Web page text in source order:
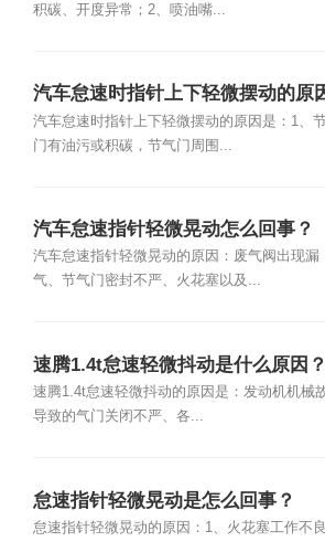
积碳、开度异常；2、喷油嘴...
汽车怠速时指针上下轻微摆动的原
是什么？
汽车怠速时指针上下轻微摆动的原因是：1、
门有油污或积碳，节气门周围...
汽车怠速指针轻微晃动怎么回事？
汽车怠速指针轻微晃动的原因：废气阀出现漏
气、节气门密封不严、火花塞以及...
速腾1.4t怠速轻微抖动是什么原因？
速腾1.4t怠速轻微抖动的原因是：发动机机械
导致的气门关闭不严、各...
怠速指针轻微晃动是怎么回事？
怠速指针轻微晃动的原因：1、火花塞工作不良